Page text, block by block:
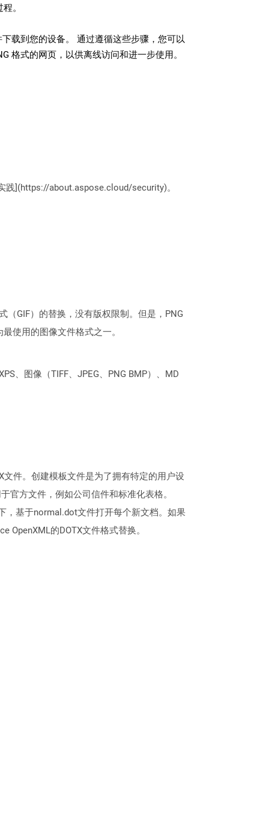
。
载到您的设备。 通过遵循这些步骤，您可以
格式的网页，以供离线访问和进一步使用。
践](https://about.aspose.cloud/security)。
GIF）的替换，没有版权限制。但是，PNG
使用的图像文件格式之一。
、图像（TIFF、JPEG、PNG BMP）、MD
件。创建模板文件是为了拥有特定的用户设
官方文件，例如公司信件和标准化表格。
，基于normal.dot文件打开每个新文档。如果
的DOTX文件格式替换。